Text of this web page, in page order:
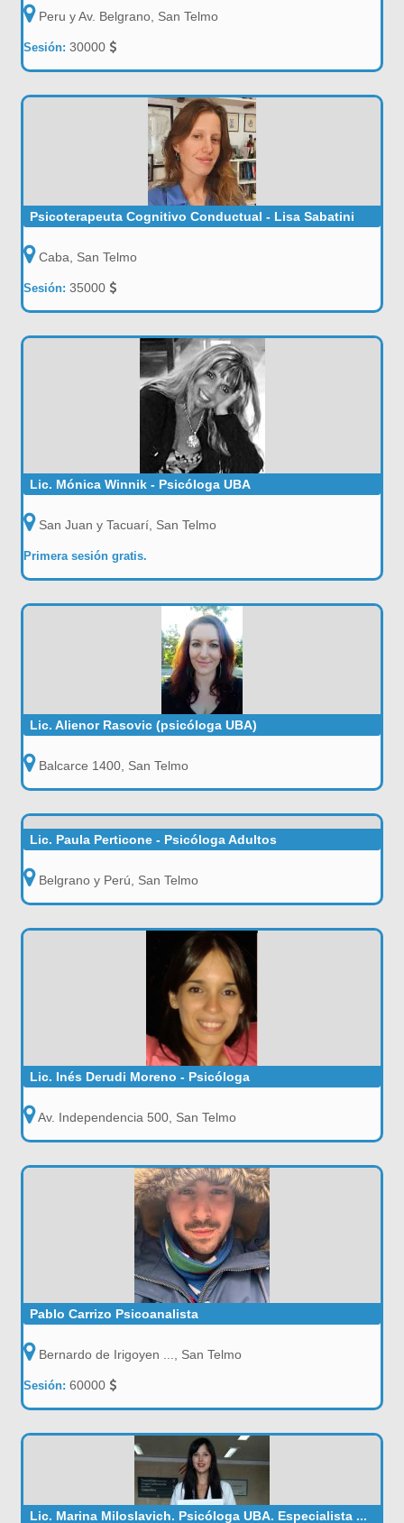
Peru y Av. Belgrano, San Telmo
Sesión:30000
Psicoterapeuta Cognitivo Conductual - Lisa Sabatini
Caba, San Telmo
Sesión:35000
Lic. Mónica Winnik - Psicóloga UBA
San Juan y Tacuarí, San Telmo
Primera sesión gratis.
Lic. Alienor Rasovic (psicóloga UBA)
Balcarce 1400, San Telmo
Lic. Paula Perticone - Psicóloga Adultos
Belgrano y Perú, San Telmo
Lic. Inés Derudi Moreno - Psicóloga
Av. Independencia 500, San Telmo
Pablo Carrizo Psicoanalista
Bernardo de Irigoyen ..., San Telmo
Sesión:60000
Lic. Marina Miloslavich. Psicóloga UBA. Especialista ...